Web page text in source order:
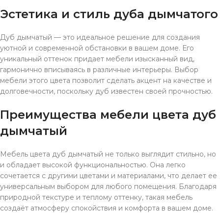
Эстетика и стиль дуба дымчатого
Дуб дымчатый — это идеальное решение для создания
уютной и современной обстановки в вашем доме. Его
уникальный оттенок придает мебели изысканный вид,
гармонично вписываясь в различные интерьеры. Выбор
мебели этого цвета позволит сделать акцент на качестве и
долговечности, поскольку дуб известен своей прочностью.
Преимущества мебели цвета дуб
дымчатый
Мебель цвета дуб дымчатый не только выглядит стильно, но
и обладает высокой функциональностью. Она легко
сочетается с другими цветами и материалами, что делает ее
универсальным выбором для любого помещения. Благодаря
природной текстуре и теплому оттенку, такая мебель
создаёт атмосферу спокойствия и комфорта в вашем доме.